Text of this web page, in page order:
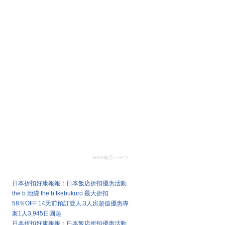
RSS表示パーツ
日本折扣好康報報：日本飯店折扣優惠活動
the b 池袋 the b Ikebukuro 最大折扣
58％OFF 14天前預訂雙人,3人房超值優惠專
案1人3,945日圓起
日本折扣好康報報：日本飯店折扣優惠活動